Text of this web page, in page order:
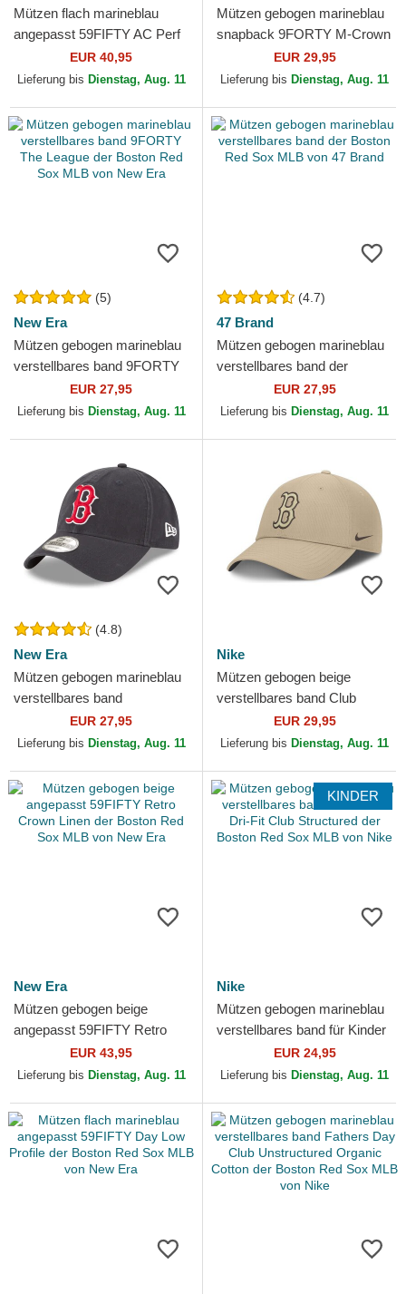
Mützen flach marineblau
angepasst 59FIFTY AC Perf
der Boston Red Sox MLB
von New Era
EUR 40,95
Lieferung bis Dienstag, Aug. 11
Mützen gebogen marineblau
snapback 9FORTY M-Crown
Player Replica der Boston
Red Sox MLB von New Era
EUR 29,95
Lieferung bis Dienstag, Aug. 11
(5)
New Era
Mützen gebogen marineblau
verstellbares band 9FORTY
The League der Boston Red
Sox MLB von New Era
EUR 27,95
Lieferung bis Dienstag, Aug. 11
(4.7)
47 Brand
Mützen gebogen marineblau
verstellbares band der
Boston Red Sox MLB von 47
Brand
EUR 27,95
Lieferung bis Dienstag, Aug. 11
(4.8)
New Era
Mützen gebogen marineblau
verstellbares band
9TWENTY Core Classic der
Boston Red Sox MLB von
EUR 27,95
Lieferung bis Dienstag, Aug. 11
Nike
Mützen gebogen beige
verstellbares band Club
Structured Uv Poly Ripstop
der Boston Red Sox MLB...
EUR 29,95
Lieferung bis Dienstag, Aug. 11
New Era
Mützen gebogen beige
angepasst 59FIFTY Retro
Crown Linen der Boston Red
Sox MLB von New Era
EUR 43,95
Lieferung bis Dienstag, Aug. 11
KINDER
Nike
Mützen gebogen marineblau
verstellbares band für Kinder
Dri-Fit Club Structured der
Boston Red...
EUR 24,95
Lieferung bis Dienstag, Aug. 11